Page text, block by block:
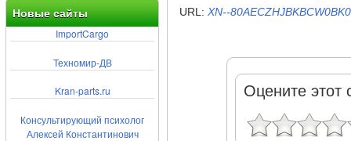
Новые сайты
ImportCargo
Техномир-ДВ
Kran-parts.ru
Консультирующий психолог
Алексей Константинович
URL: XN--
Оцените этот